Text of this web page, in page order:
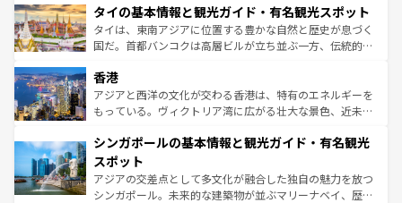
わってみてほしい。 なお、新着の韓国情報はコンテンツ一
覧 を参照してほしい。
急速な発展と共に伝統が息づく。ハノイの古い町並みやホ
ーチミン市のフランス統治時代の建物も、独特の雰囲気を
醸し出している。また、バラエティの豊かさとおいしさで
とつ。フォーやバインミー、ベトナムコーヒーなどは、ぜ
ひ現地で味わいたい。どの地域を訪れてもあたたかい人々
が旅行者を迎えてくれるので、きっと忘れられない旅にな
参照してほしい。
タイの基本情報と観光ガイド・有名観光スポット
タイは、東南アジアに位置する豊かな自然と歴史が息づく
国だ。首都バンコクは高層ビルが立ち並ぶ一方、伝統的な
の活気が交差している。北部ではチェンマイなどの山岳地
帯で自然と触れ合い、南部ではプーケットやクラビの美し
いビーチでリゾート気分を楽しむことができる。タイ料理
激する。気候は一年中温暖で、どの季節にも異なる楽しみ
が待っている。親しみやすいタイの人々、仏教を中心とし
た文化、そして多様な観光資源が、訪れる旅人を魅了し続
ける。 なお、新着のタイ情報はコンテンツ一覧を参照して
香港
アジアと西洋の文化が交わる香港は、特有のエネルギーを
もっている。ヴィクトリア湾に広がる壮大な景色、近未来
み、どこを訪れても感動するはず。観光スポットが密集し
ており、効率よく見どころを回れるのも魅力。息をのむよ
うな絶景から文化的な体験まで、香港を存分に楽しみ尽く
そう。 なお、新着の香港情報はコンテンツ一覧を参照して
シンガポールの基本情報と観光ガイド・有名観光
スポット
アジアの交差点として多文化が融合した独自の魅力を放つ
シンガポール。未来的な建築物が並ぶマリーナベイ、歴史